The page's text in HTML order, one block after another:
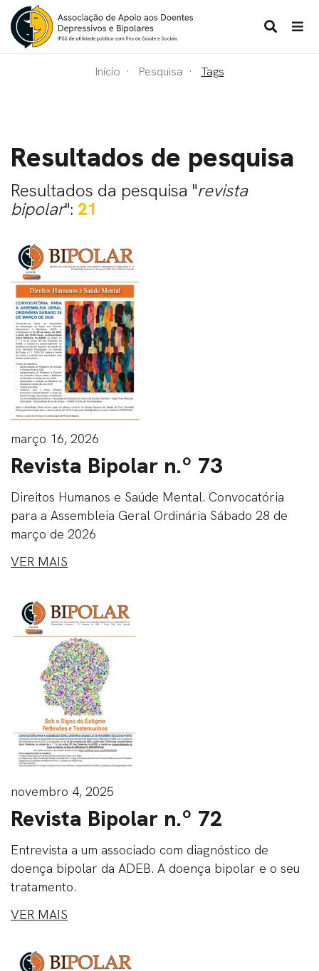
Início Pesquisa Tags
Resultados de pesquisa
Resultados da pesquisa "revista
bipolar": 21
março 16, 2026
Revista Bipolar n.º 73
Direitos Humanos e Saúde Mental. Convocatória
para a Assembleia Geral Ordinária Sábado 28 de
março de 2026
VER MAIS
novembro 4, 2025
Revista Bipolar n.º 72
Entrevista a um associado com diagnóstico de
doença bipolar da ADEB. A doença bipolar e o seu
tratamento.
VER MAIS